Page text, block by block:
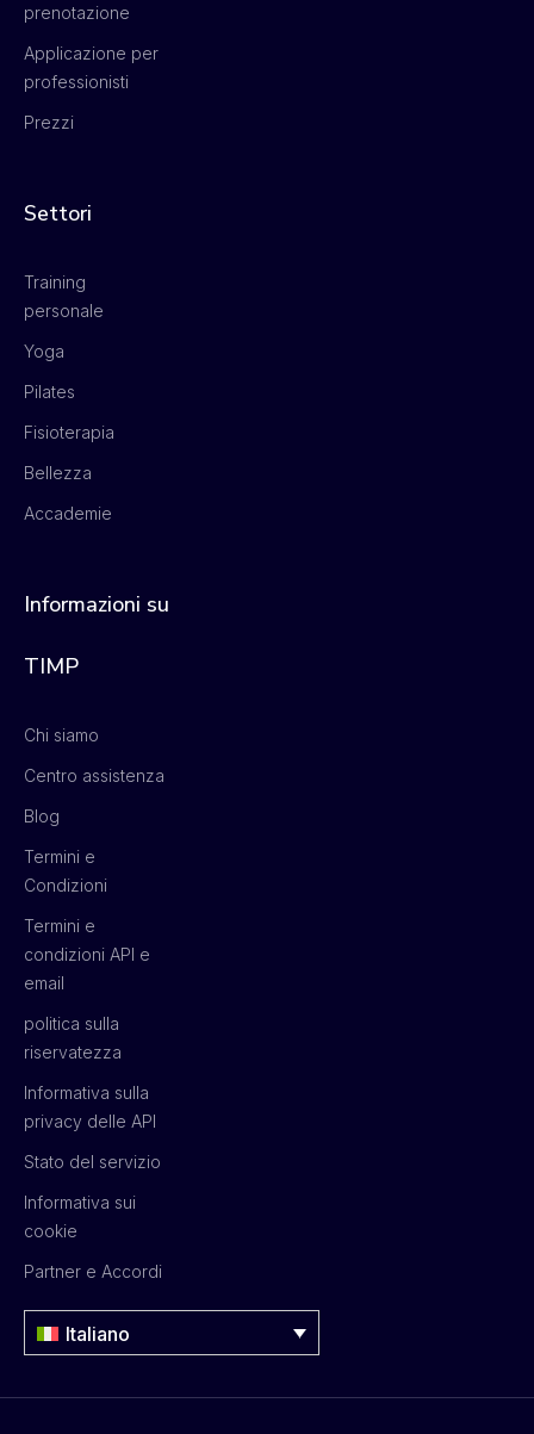
prenotazione
Applicazione per
professionisti
Prezzi
Settori
Training
personale
Yoga
Pilates
Fisioterapia
Bellezza
Accademie
Informazioni su
TIMP
Chi siamo
Centro assistenza
Blog
Termini e
Condizioni
Termini e
condizioni API e
email
politica sulla
riservatezza
Informativa sulla
privacy delle API
Stato del servizio
Informativa sui
cookie
Partner e Accordi
Italiano